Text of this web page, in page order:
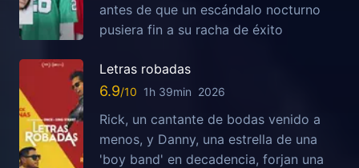
antes de que un escándalo nocturno
pusiera fin a su racha de éxito
Letras robadas
6.9 1h 39min 2026
Rick, un cantante de bodas venido a
menos, y Danny, una estrella de una
'boy band' en decadencia, forjan una